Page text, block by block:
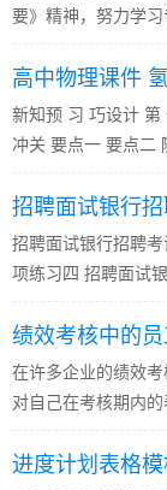
要》精神，努力学
和蔼，坚持正面教
面...
高中物理课件
新知预 习 巧设计
冲关 要点一 要点二
氢原子光谱的实验
招聘面试银行
招聘面试银行招聘
项练习四 招聘面试
行招聘考试行测专
绩效考核中的
在许多企业的绩效
对自己在考核期内
自评的目的无非两
进度计划表格模